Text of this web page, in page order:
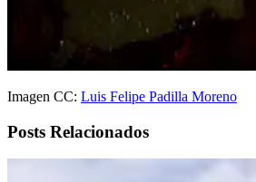
Imagen CC: Luis Felipe Padilla Moreno
Posts Relacionados